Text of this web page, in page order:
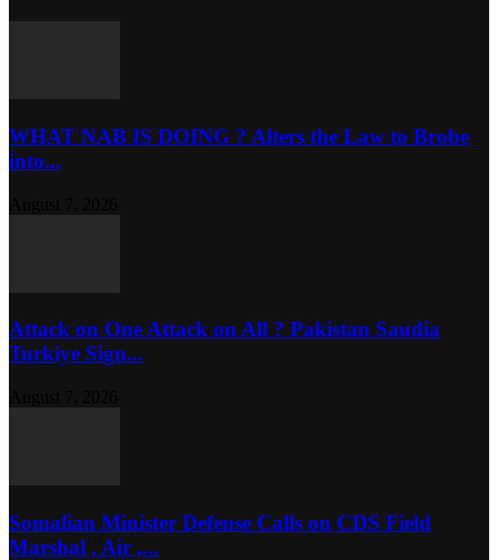
WHAT NAB IS DOING ? Alters the Law to Brobe
into...
Attack on One Attack on All ? Pakistan Saudia
Turkiye Sign...
Somalian Minister Defense Calls on CDS Field
Marshal , Air ,...